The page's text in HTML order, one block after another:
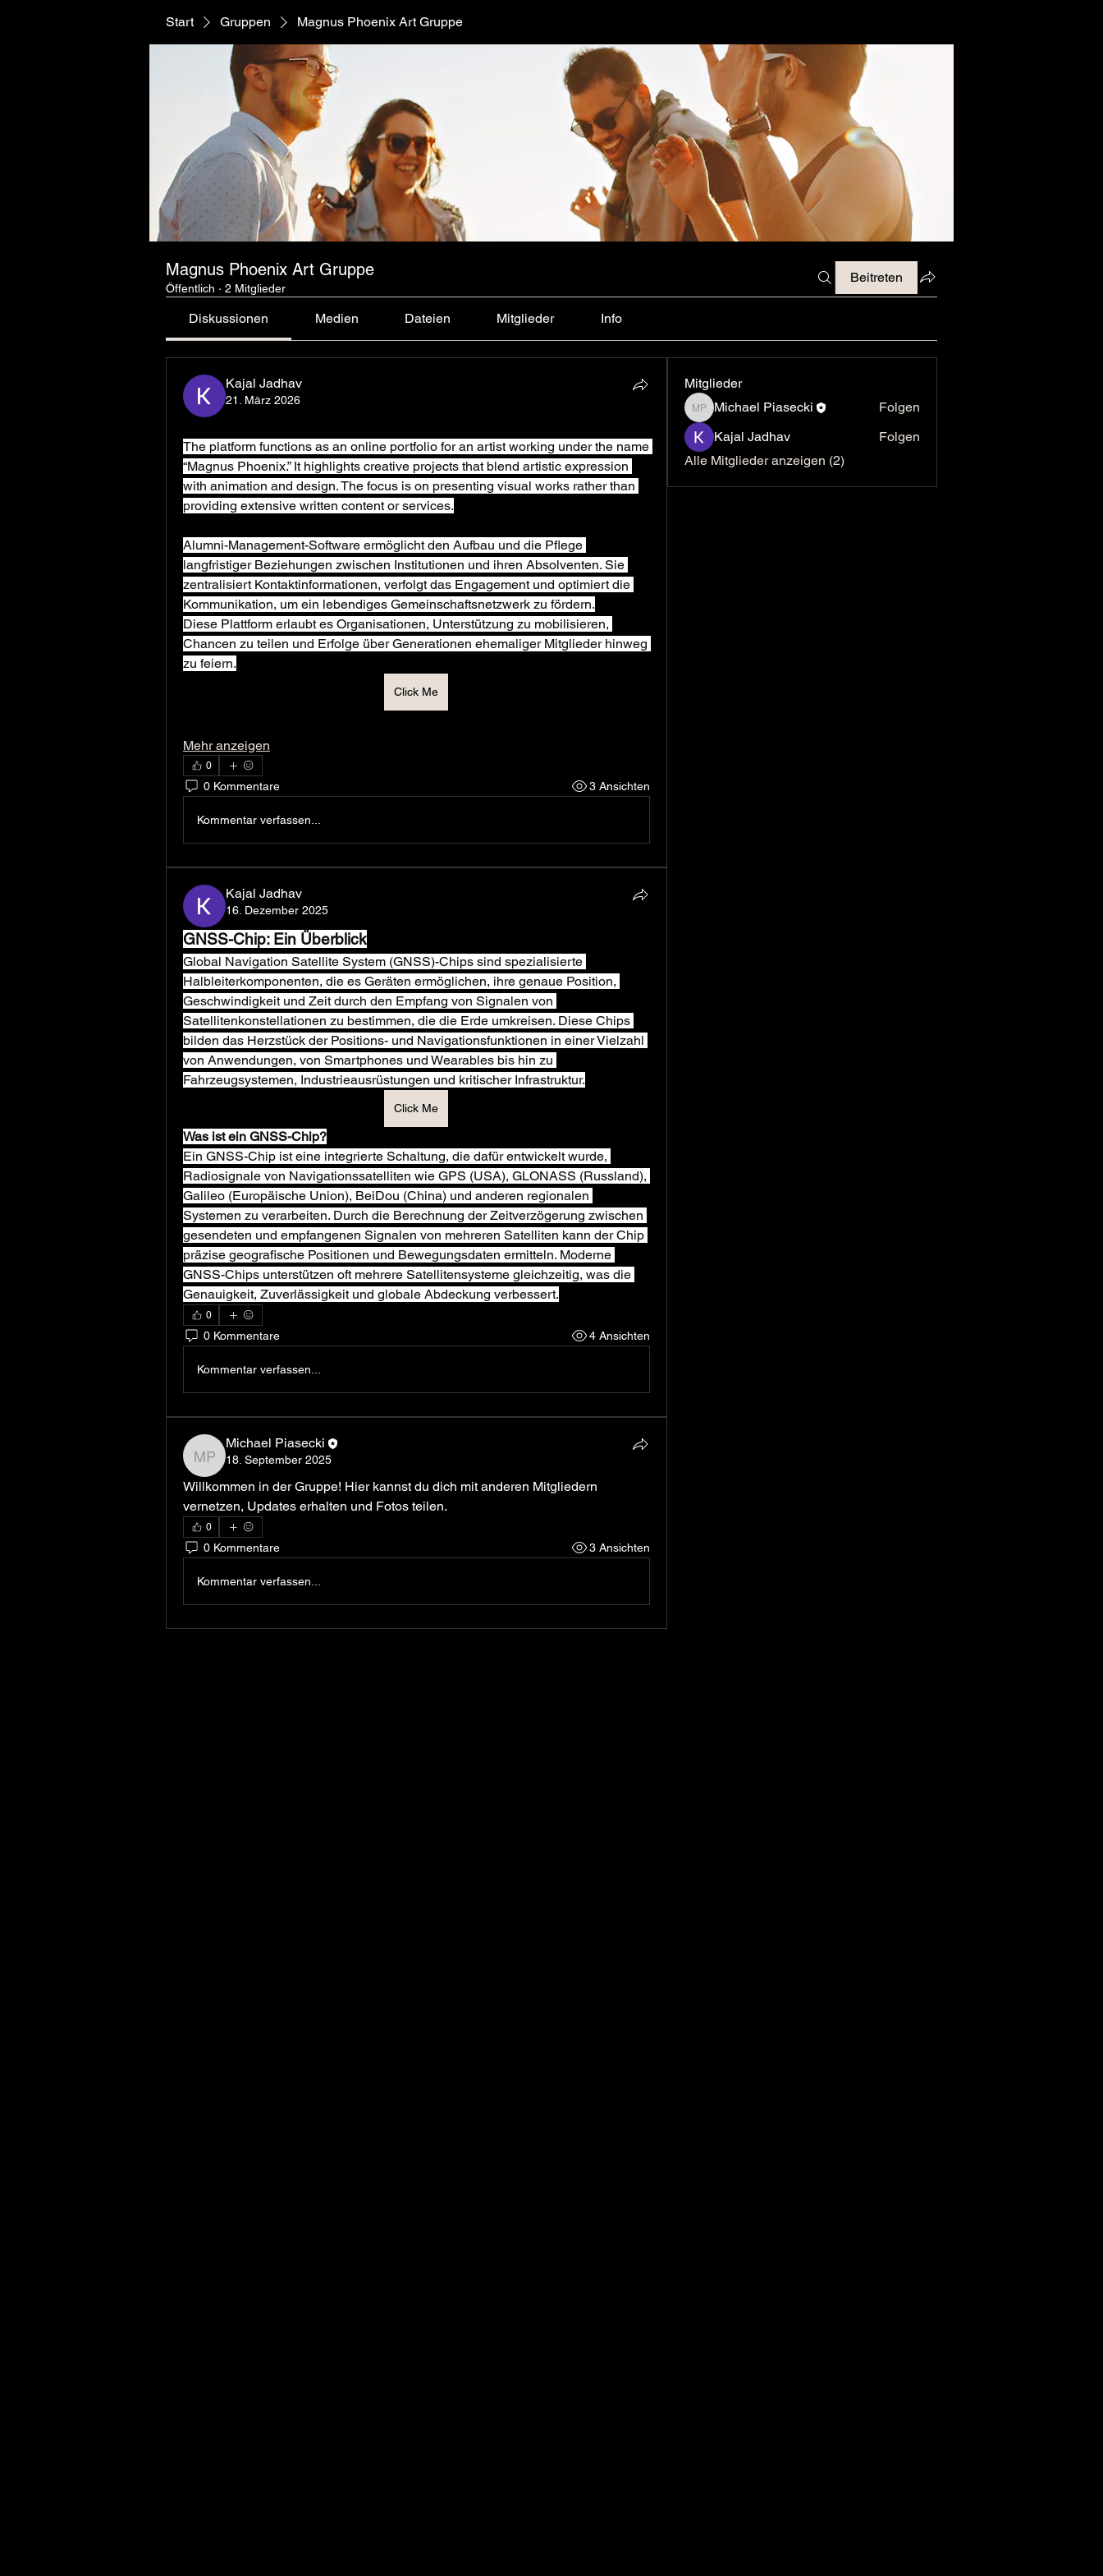
Start Gruppen Magnus Phoenix Art Gruppe
Magnus Phoenix Art Gruppe
Öffentlich · 2 Mitglieder
Beitreten
Diskussionen Medien Dateien Mitglieder Info
Kajal Jadhav
21. März 2026
The platform functions as an online portfolio for an artist working under the name
“Magnus Phoenix.” It highlights creative projects that blend artistic expression
with animation and design. The focus is on presenting visual works rather than
providing extensive written content or services.
Alumni-Management-Software ermöglicht den Aufbau und die Pflege
langfristiger Beziehungen zwischen Institutionen und ihren Absolventen. Sie
zentralisiert Kontaktinformationen, verfolgt das Engagement und optimiert die
Kommunikation, um ein lebendiges Gemeinschaftsnetzwerk zu fördern.
Diese Plattform erlaubt es Organisationen, Unterstützung zu mobilisieren,
Chancen zu teilen und Erfolge über Generationen ehemaliger Mitglieder hinweg
zu feiern.
Click Me
Mehr anzeigen
0
0 Kommentare 3 Ansichten
Kommentar verfassen...
Kajal Jadhav
16. Dezember 2025
GNSS-Chip: Ein Überblick
Global Navigation Satellite System (GNSS)-Chips sind spezialisierte
Halbleiterkomponenten, die es Geräten ermöglichen, ihre genaue Position,
Geschwindigkeit und Zeit durch den Empfang von Signalen von
Satellitenkonstellationen zu bestimmen, die die Erde umkreisen. Diese Chips
bilden das Herzstück der Positions- und Navigationsfunktionen in einer Vielzahl
von Anwendungen, von Smartphones und Wearables bis hin zu
Fahrzeugsystemen, Industrieausrüstungen und kritischer Infrastruktur.
Click Me
Was ist ein GNSS-Chip?
Ein GNSS-Chip ist eine integrierte Schaltung, die dafür entwickelt wurde,
Radiosignale von Navigationssatelliten wie GPS (USA), GLONASS (Russland),
Galileo (Europäische Union), BeiDou (China) und anderen regionalen
Systemen zu verarbeiten. Durch die Berechnung der Zeitverzögerung zwischen
gesendeten und empfangenen Signalen von mehreren Satelliten kann der Chip
präzise geografische Positionen und Bewegungsdaten ermitteln. Moderne
GNSS-Chips unterstützen oft mehrere Satellitensysteme gleichzeitig, was die
Genauigkeit, Zuverlässigkeit und globale Abdeckung verbessert.
0
0 Kommentare 4 Ansichten
Kommentar verfassen...
Michael Piasecki
Michael Piasecki
18. September 2025
Willkommen in der Gruppe! Hier kannst du dich mit anderen Mitgliedern
vernetzen, Updates erhalten und Fotos teilen.
0
0 Kommentare 3 Ansichten
Kommentar verfassen...
Mitglieder
Michael Piasecki
Michael Piasecki
Folgen
Kajal Jadhav
Folgen
Alle Mitglieder anzeigen (2)